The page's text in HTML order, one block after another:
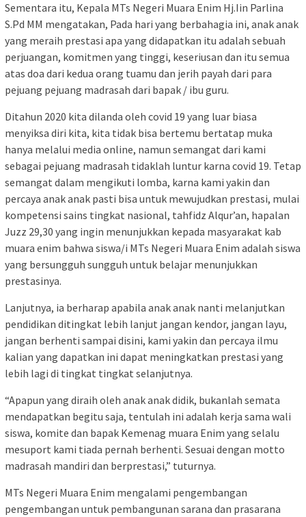
Sementara itu, Kepala MTs Negeri Muara Enim Hj.Iin Parlina
S.Pd MM mengatakan, Pada hari yang berbahagia ini, anak anak
yang meraih prestasi apa yang didapatkan itu adalah sebuah
perjuangan, komitmen yang tinggi, keseriusan dan itu semua
atas doa dari kedua orang tuamu dan jerih payah dari para
pejuang pejuang madrasah dari bapak / ibu guru.
Ditahun 2020 kita dilanda oleh covid 19 yang luar biasa
menyiksa diri kita, kita tidak bisa bertemu bertatap muka
hanya melalui media online, namun semangat dari kami
sebagai pejuang madrasah tidaklah luntur karna covid 19. Tetap
semangat dalam mengikuti lomba, karna kami yakin dan
percaya anak anak pasti bisa untuk mewujudkan prestasi, mulai
kompetensi sains tingkat nasional, tahfidz Alqur’an, hapalan
Juzz 29,30 yang ingin menunjukkan kepada masyarakat kab
muara enim bahwa siswa/i MTs Negeri Muara Enim adalah siswa
yang bersungguh sungguh untuk belajar menunjukkan
prestasinya.
Lanjutnya, ia berharap apabila anak anak nanti melanjutkan
pendidikan ditingkat lebih lanjut jangan kendor, jangan layu,
jangan berhenti sampai disini, kami yakin dan percaya ilmu
kalian yang dapatkan ini dapat meningkatkan prestasi yang
lebih lagi di tingkat tingkat selanjutnya.
“Apapun yang diraih oleh anak anak didik, bukanlah semata
mendapatkan begitu saja, tentulah ini adalah kerja sama wali
siswa, komite dan bapak Kemenag muara Enim yang selalu
mesuport kami tiada pernah berhenti. Sesuai dengan motto
madrasah mandiri dan berprestasi,” tuturnya.
MTs Negeri Muara Enim mengalami pengembangan
pengembangan untuk pembangunan sarana dan prasarana